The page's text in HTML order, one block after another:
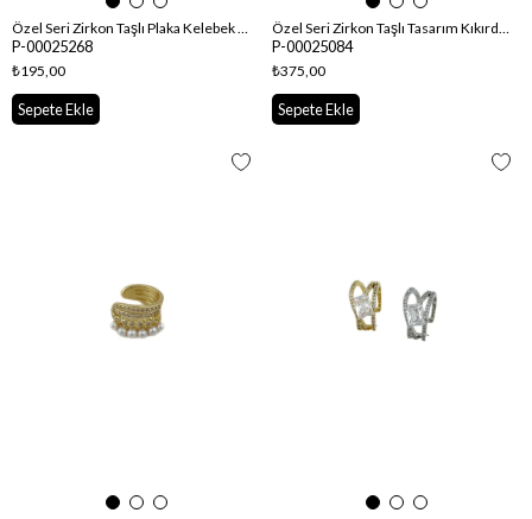
Özel Seri Zirkon Taşlı Plaka Kelebek Figür Kıkırdak Küpe
P-00025268
₺195,00
Sepete Ekle
Özel Seri Zirkon Taşlı Tasarım Kıkırdak Küpe
P-00025084
₺375,00
Sepete Ekle